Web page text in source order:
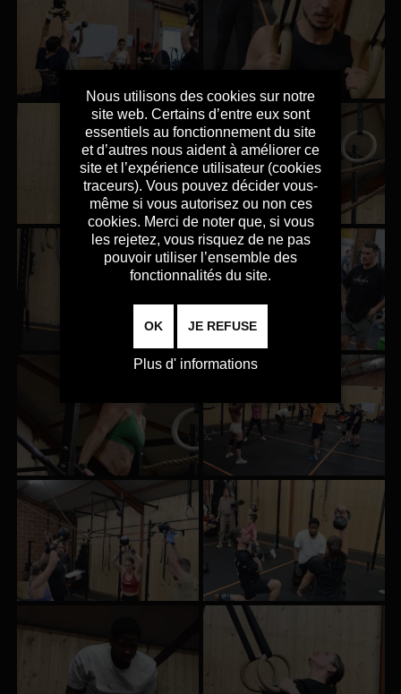
Nous utilisons des cookies sur notre
site web. Certains d’entre eux sont
essentiels au fonctionnement du site
et d’autres nous aident à améliorer ce
site et l’expérience utilisateur (cookies
traceurs). Vous pouvez décider vous-
même si vous autorisez ou non ces
cookies. Merci de noter que, si vous
les rejetez, vous risquez de ne pas
pouvoir utiliser l’ensemble des
fonctionnalités du site.
OK JE REFUSE
Plus d' informations